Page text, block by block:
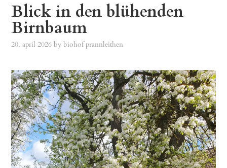
Blick in den blühenden
Birnbaum
20. april 2026 bybiohof prannleithen